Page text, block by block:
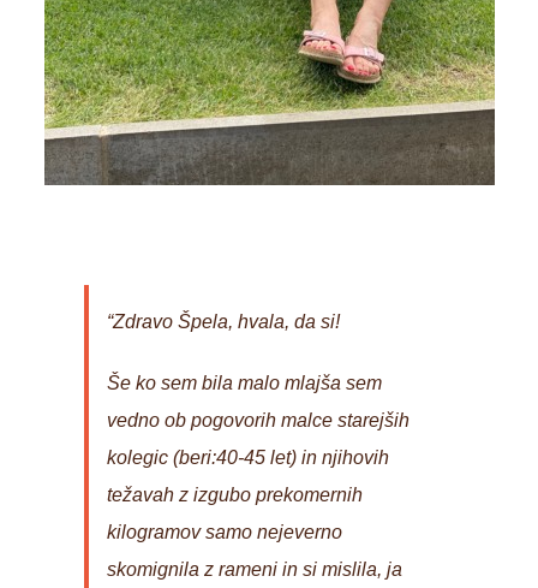
“Zdravo Špela, hvala, da si!
Še ko sem bila malo mlajša sem
vedno ob pogovorih malce starejših
kolegic (beri:40-45 let) in njihovih
težavah z izgubo prekomernih
kilogramov samo nejeverno
skomignila z rameni in si mislila, ja